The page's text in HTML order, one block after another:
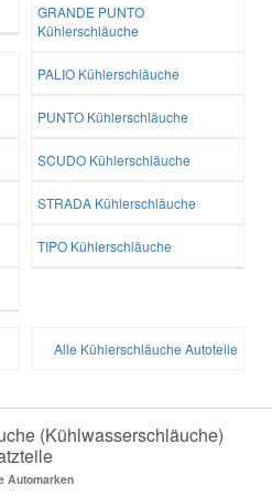
GRANDE PUNTO
Kühlerschläuche
PALIO Kühlerschläuche
PUNTO Kühlerschläuche
SCUDO Kühlerschläuche
STRADA Kühlerschläuche
TIPO Kühlerschläuche
Alle Kühlerschläuche Autoteile
(Kühlwasserschläuche)
Automarken